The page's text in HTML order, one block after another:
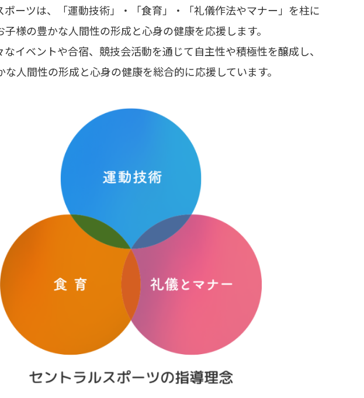
ポーツは、「運動技術」・「食育」・「礼儀作法やマナー」を柱に
子様の豊かな人間性の形成と心身の健康を応援します。
イベントや合宿、競技会活動を通じて自主性や積極性を醸成し、
な人間性の形成と心身の健康を総合的に応援しています。